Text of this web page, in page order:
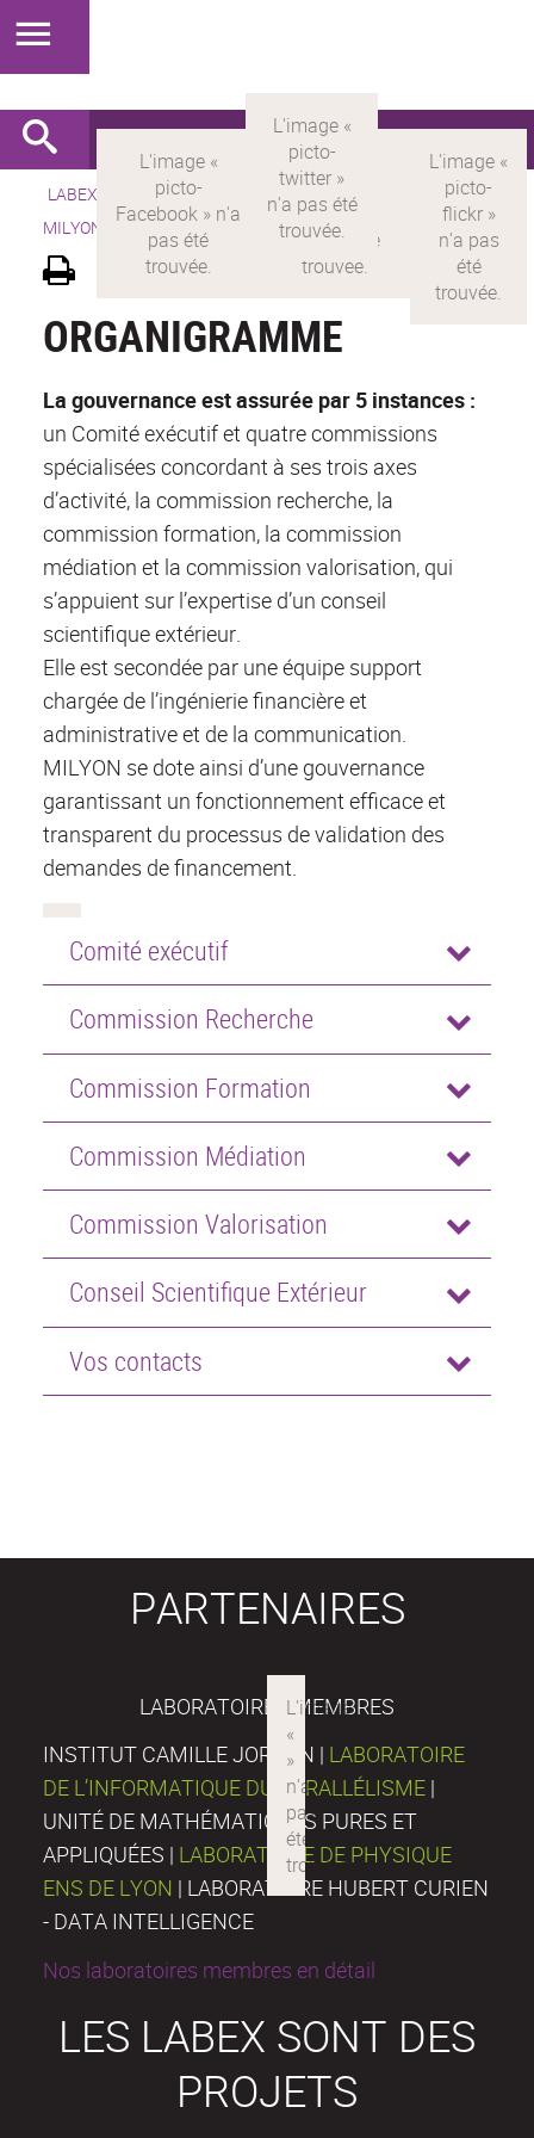
LABEX > LABEX MILYON Version française
MILYON > Gouvernance et organisation
ORGANIGRAMME
La gouvernance est assurée par 5 instances :
un Comité exécutif et quatre commissions
spécialisées concordant à ses trois axes
d’activité, la commission recherche, la
commission formation, la commission
médiation et la commission valorisation, qui
s’appuient sur l’expertise d’un conseil
scientifique extérieur.
Elle est secondée par une équipe support
chargée de l’ingénierie financière et
administrative et de la communication.
MILYON se dote ainsi d’une gouvernance
garantissant un fonctionnement efficace et
transparent du processus de validation des
demandes de financement.
Comité exécutif
Commission Recherche
Commission Formation
Commission Médiation
Commission Valorisation
Conseil Scientifique Extérieur
Vos contacts
PARTENAIRES
LABORATOIRES MEMBRES
INSTITUT CAMILLE JORDAN | LABORATOIRE
DE L’INFORMATIQUE DU PARALLÉLISME |
UNITÉ DE MATHÉMATIQUES PURES ET
APPLIQUÉES | LABORATOIRE DE PHYSIQUE
ENS DE LYON | LABORATOIRE HUBERT CURIEN
- DATA INTELLIGENCE
Nos laboratoires membres en détail
LES LABEX SONT DES
PROJETS